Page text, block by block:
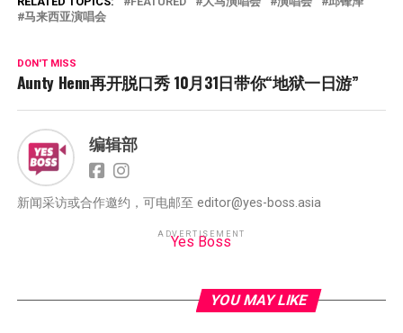
马来西亚演唱会
DON'T MISS
Aunty Henn再开脱口秀 10月31日带你“地狱一日游”
编辑部
新闻采访或合作邀约，可电邮至 editor@yes-boss.asia
ADVERTISEMENT
Yes Boss
YOU MAY LIKE